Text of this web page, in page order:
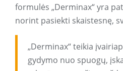
formulės „Derminax“ yra
norint pasiekti skaistesnę,
„Derminax“ teikia
gydymo nuo spuogų,